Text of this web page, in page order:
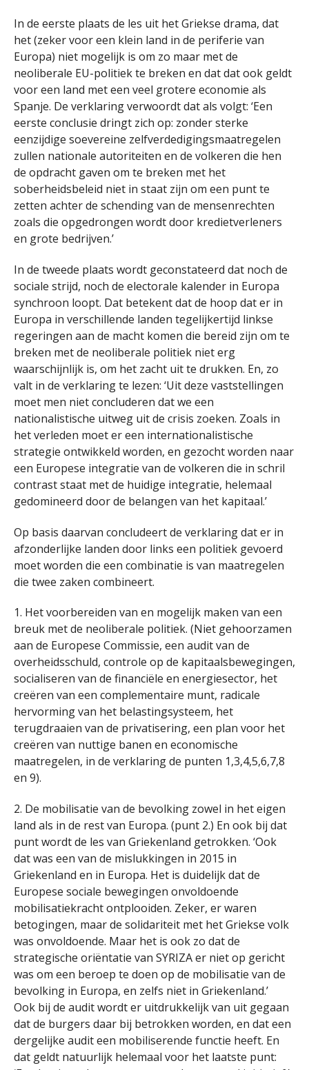
In de eerste plaats de les uit het Griekse drama, dat
het (zeker voor een klein land in de periferie van
Europa) niet mogelijk is om zo maar met de
neoliberale EU-politiek te breken en dat dat ook geldt
voor een land met een veel grotere economie als
Spanje. De verklaring verwoordt dat als volgt: ‘Een
eerste conclusie dringt zich op: zonder sterke
eenzijdige soevereine zelfverdedigingsmaatregelen
zullen nationale autoriteiten en de volkeren die hen
de opdracht gaven om te breken met het
soberheidsbeleid niet in staat zijn om een punt te
zetten achter de schending van de mensenrechten
zoals die opgedrongen wordt door kredietverleners
en grote bedrijven.’
In de tweede plaats wordt geconstateerd dat noch de
sociale strijd, noch de electorale kalender in Europa
synchroon loopt. Dat betekent dat de hoop dat er in
Europa in verschillende landen tegelijkertijd linkse
regeringen aan de macht komen die bereid zijn om te
breken met de neoliberale politiek niet erg
waarschijnlijk is, om het zacht uit te drukken. En, zo
valt in de verklaring te lezen: ‘Uit deze vaststellingen
moet men niet concluderen dat we een
nationalistische uitweg uit de crisis zoeken. Zoals in
het verleden moet er een internationalistische
strategie ontwikkeld worden, en gezocht worden naar
een Europese integratie van de volkeren die in schril
contrast staat met de huidige integratie, helemaal
gedomineerd door de belangen van het kapitaal.’
Op basis daarvan concludeert de verklaring dat er in
afzonderlijke landen door links een politiek gevoerd
moet worden die een combinatie is van maatregelen
die twee zaken combineert.
1. Het voorbereiden van en mogelijk maken van een
breuk met de neoliberale politiek. (Niet gehoorzamen
aan de Europese Commissie, een audit van de
overheidsschuld, controle op de kapitaalsbewegingen,
socialiseren van de financiële en energiesector, het
creëren van een complementaire munt, radicale
hervorming van het belastingsysteem, het
terugdraaien van de privatisering, een plan voor het
creëren van nuttige banen en economische
maatregelen, in de verklaring de punten 1,3,4,5,6,7,8
en 9).
2. De mobilisatie van de bevolking zowel in het eigen
land als in de rest van Europa. (punt 2.) En ook bij dat
punt wordt de les van Griekenland getrokken. ‘Ook
dat was een van de mislukkingen in 2015 in
Griekenland en in Europa. Het is duidelijk dat de
Europese sociale bewegingen onvoldoende
mobilisatiekracht ontplooiden. Zeker, er waren
betogingen, maar de solidariteit met het Griekse volk
was onvoldoende. Maar het is ook zo dat de
strategische oriëntatie van SYRIZA er niet op gericht
was om een beroep te doen op de mobilisatie van de
bevolking in Europa, en zelfs niet in Griekenland.’
Ook bij de audit wordt er uitdrukkelijk van uit gegaan
dat de burgers daar bij betrokken worden, en dat een
dergelijke audit een mobiliserende functie heeft. En
dat geldt natuurlijk helemaal voor het laatste punt: